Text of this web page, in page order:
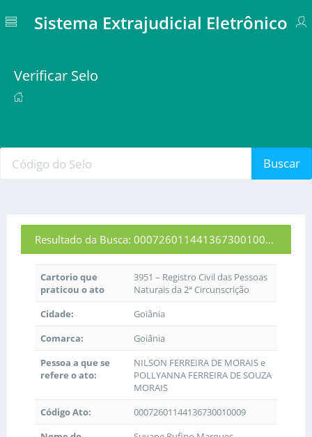
Sistema Extrajudicial Eletrônico
Verificar Selo
Buscar
Resultado da Busca: 00072601144136730010009
Cartorio que
praticou o ato
3951 – Registro Civil das Pessoas
Naturais da 2ª Circunscrição
Cidade:
Goiânia
Comarca:
Goiânia
Pessoa a que se
refere o ato:
NILSON FERREIRA DE MORAIS e
POLLYANNA FERREIRA DE SOUZA
MORAIS
Código Ato:
00072601144136730010009